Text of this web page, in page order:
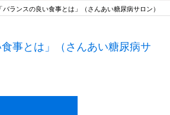
「バランスの良い食事とは」（さんあい糖尿病サロン）
食事とは」（さんあい糖尿病サ